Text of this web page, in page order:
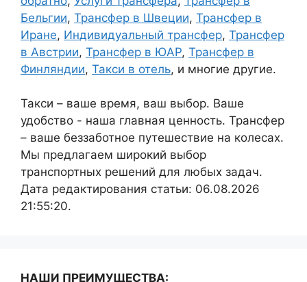
Бельгии, Трансфер в Швеции, Трансфер в
Иране, Индивидуальный трансфер, Трансфер
в Австрии, Трансфер в ЮАР, Трансфер в
Финляндии, Такси в отель, и многие другие.
Такси – ваше время, ваш выбор. Ваше
удобство - наша главная ценность. Трансфер
– ваше беззаботное путешествие на колесах.
Мы предлагаем широкий выбор
транспортных решений для любых задач.
Дата редактирования статьи: 06.08.2026
21:55:20.
НАШИ ПРЕИМУЩЕСТВА: